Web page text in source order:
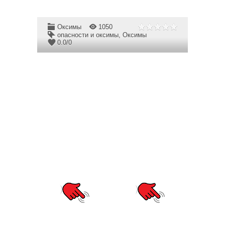
Оксимы
1050
опасности и оксимы, Оксимы
0.0/0